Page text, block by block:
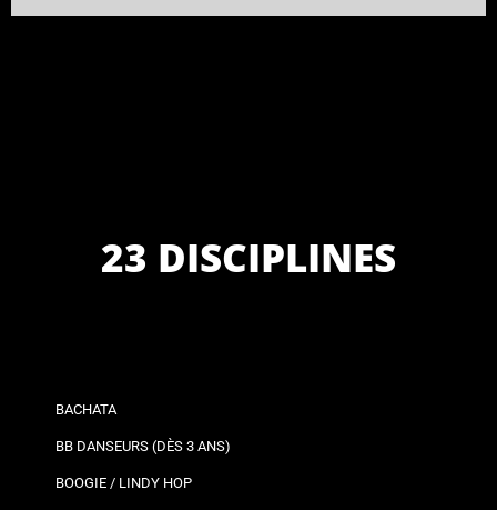
23 DISCIPLINES
BACHATA
BB DANSEURS (DÈS 3 ANS)
BOOGIE / LINDY HOP